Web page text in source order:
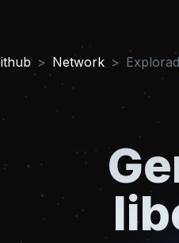
Network